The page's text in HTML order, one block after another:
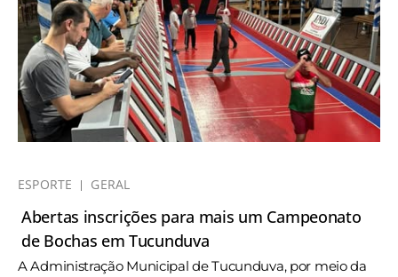
ESPORTE GERAL
Abertas inscrições para mais um Campeonato
de Bochas em Tucunduva
A Administração Municipal de Tucunduva, por meio da